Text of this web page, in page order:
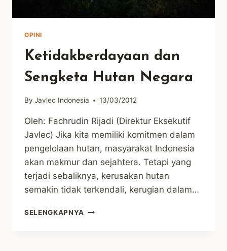
OPINI
Ketidakberdayaan dan
Sengketa Hutan Negara
By Javlec Indonesia 13/03/2012
Oleh: Fachrudin Rijadi (Direktur Eksekutif
Javlec) Jika kita memiliki komitmen dalam
pengelolaan hutan, masyarakat Indonesia
akan makmur dan sejahtera. Tetapi yang
terjadi sebaliknya, kerusakan hutan
semakin tidak terkendali, kerugian dalam…
SELENGKAPNYA KETIDAKBERDAYAAN